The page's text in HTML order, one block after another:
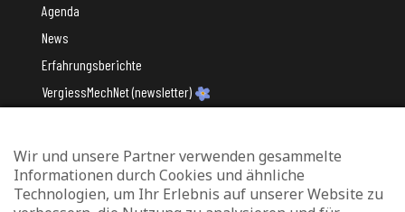
Agenda
News
Erfahrungsberichte
VergiessMechNet (newsletter)
Mit Unterstützung des
Wir und unsere Partner verwenden gesammelte
Informationen durch Cookies und ähnliche
Technologien, um Ihr Erlebnis auf unserer Website zu